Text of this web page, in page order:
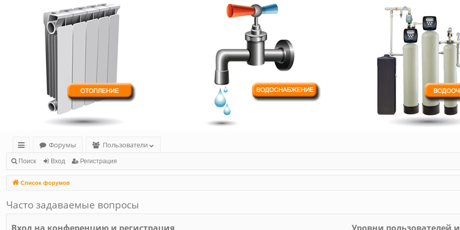
с
ы
лк
и
Форумы
Пользователи
Поиск Вход Регистрация
Список форумов
Часто задаваемые вопросы